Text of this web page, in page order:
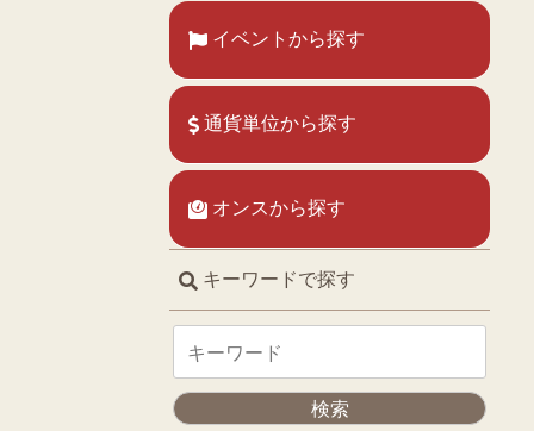
イベントから探す
通貨単位から探す
オンスから探す
キーワードで探す